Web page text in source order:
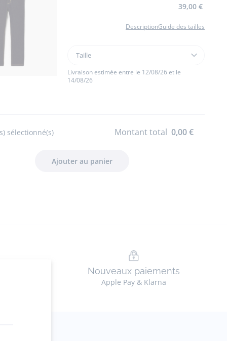
39,00 €
Description Guide des tailles
Taille
Jean
droit
enfant
Taille
Livraison estimée entre le 12/08/26 et le
14/08/26
sélectionné(s) Montant total 0,00 €
en ligne
Nouveaux paiements
Apple Pay & Klarna